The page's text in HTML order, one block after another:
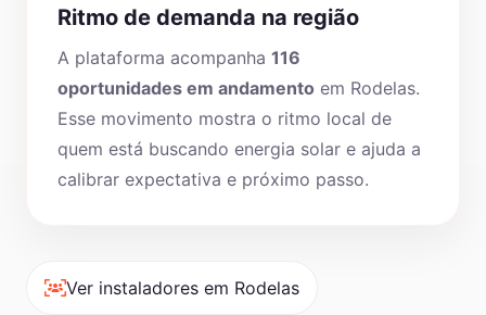
Ritmo de demanda na região
A plataforma acompanha 116
oportunidades em andamento em Rodelas.
Esse movimento mostra o ritmo local de
quem está buscando energia solar e ajuda a
calibrar expectativa e próximo passo.
Ver instaladores em Rodelas